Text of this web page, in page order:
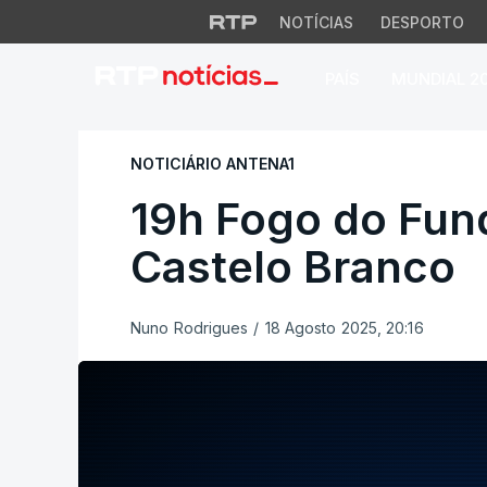
NOTÍCIAS DESPORTO
19h Fogo do
NOTICIÁRIO ANTENA1
19h Fogo do
Castelo Branco
Nuno Rodrigues / 18 Agosto 2025, 20:16